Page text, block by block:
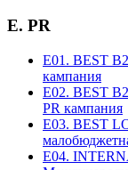
E. PR
E01. BEST
кампания
E02. BEST
PR кампания
E03. BEST
E04.